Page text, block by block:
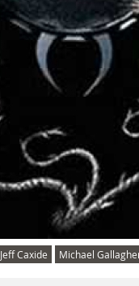
Jeff Caxide Michael